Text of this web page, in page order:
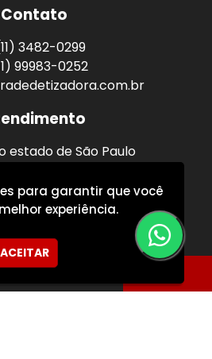
Contato
3482-0299
99983-0252
estado de São Paulo
para garantir que você
experiência.
ACEITAR